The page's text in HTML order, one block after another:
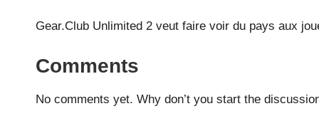
Gear.Club Unlimited 2 veut faire voir du pays aux
Comments
No comments yet. Why don’t you start the